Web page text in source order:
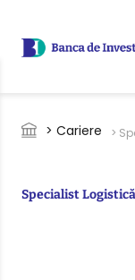
> Cariere >
Specialist Logistică